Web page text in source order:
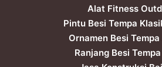
Alat Fitness
Pintu Besi Tempa
Ornamen Besi
Ranjang Besi